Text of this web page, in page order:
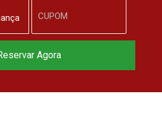
agora, com
Agora